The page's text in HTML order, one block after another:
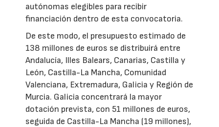
autónomas elegibles para recibir
financiación dentro de esta convocatoria.
De este modo, el presupuesto estimado de
138 millones de euros se distribuirá entre
Andalucía, Illes Balears, Canarias, Castilla y
León, Castilla-La Mancha, Comunidad
Valenciana, Extremadura, Galicia y Región de
Murcia. Galicia concentrará la mayor
dotación prevista, con 51 millones de euros,
seguida de Castilla-La Mancha (19 millones),